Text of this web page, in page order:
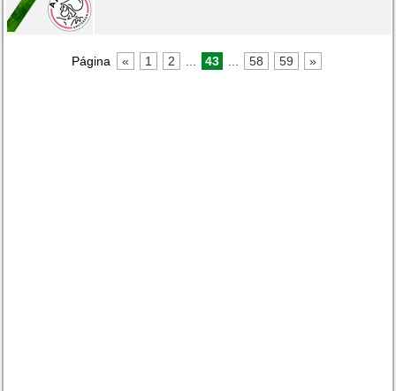
Página « 1 2 43 58 59 »